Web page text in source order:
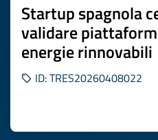
Startup spagnola
validare
energie rinnovabili
ID: TRES20260408022